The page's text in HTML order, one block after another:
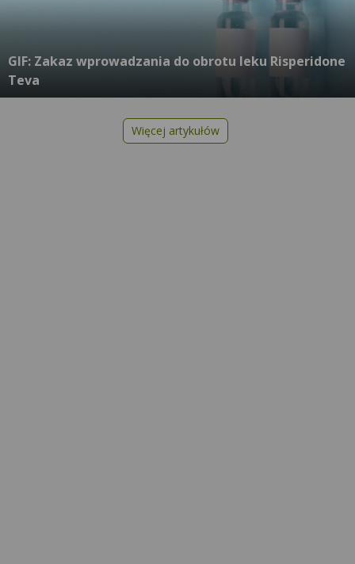
GIF: Zakaz wprowadzania do obrotu leku Risperidone
Teva
Więcej artykułów